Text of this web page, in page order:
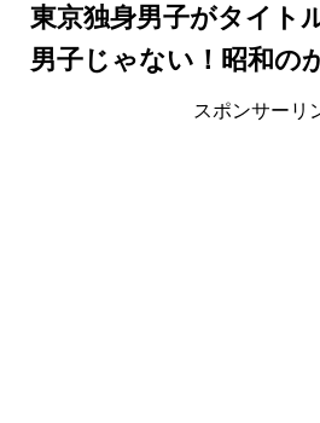
東京独身男子がタイト
男子じゃない！昭和の
スポンサーリ